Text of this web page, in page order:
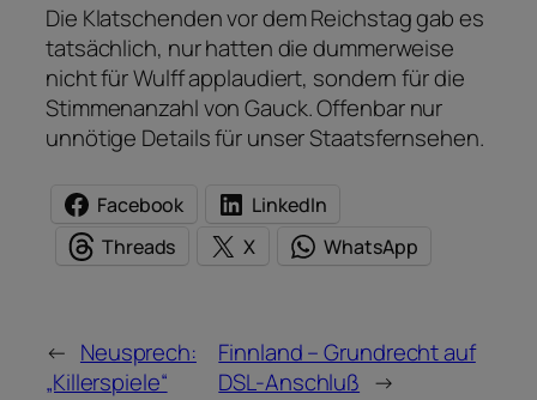
Die Klatschenden vor dem Reichstag gab es
tatsächlich, nur hatten die dummerweise
nicht für Wulff applaudiert, sondern für die
Stimmenanzahl von Gauck. Offenbar nur
unnötige Details für unser Staatsfernsehen.
Facebook
LinkedIn
Threads
X WhatsApp
← Neusprech:
„Killerspiele“
Finnland – Grundrecht auf
DSL-Anschluß →